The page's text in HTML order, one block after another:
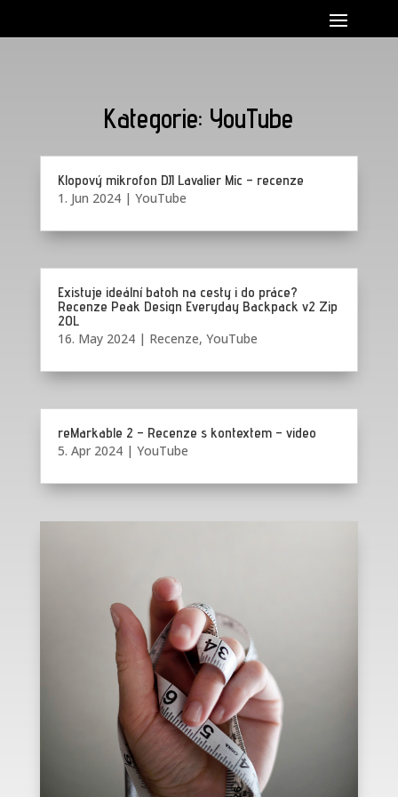
Kategorie: YouTube
Klopový mikrofon DJI Lavalier Mic – recenze
1. Jun 2024| YouTube
Existuje ideální batoh na cesty i do práce?
Recenze Peak Design Everyday Backpack v2 Zip
20L
16. May 2024| Recenze, YouTube
reMarkable 2 – Recenze s kontextem – video
5. Apr 2024| YouTube